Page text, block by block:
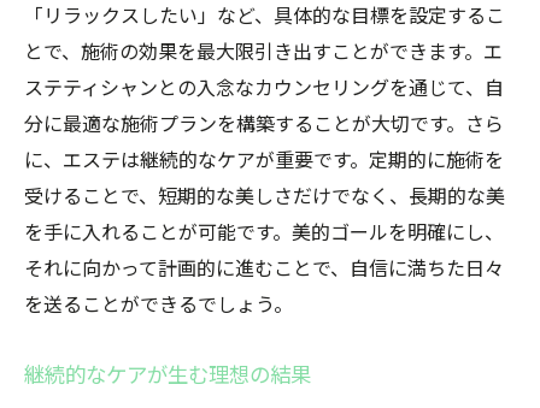
「リラックスしたい」など、具体的な目標を設定するこ
とで、施術の効果を最大限引き出すことができます。エ
ステティシャンとの入念なカウンセリングを通じて、自
分に最適な施術プランを構築することが大切です。さら
に、エステは継続的なケアが重要です。定期的に施術を
受けることで、短期的な美しさだけでなく、長期的な美
を手に入れることが可能です。美的ゴールを明確にし、
それに向かって計画的に進むことで、自信に満ちた日々
を送ることができるでしょう。
継続的なケアが生む理想の結果